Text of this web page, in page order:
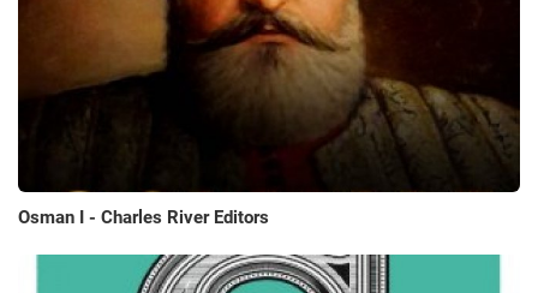
Osman I - Charles River Editors